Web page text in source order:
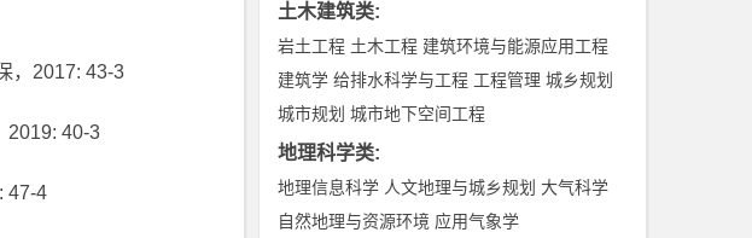
，2017: 43-3
2019: 40-3
47-4
土木建筑类:
岩土工程 土木工程 建筑环境与能源应用工程
建筑学 给排水科学与工程 工程管理 城乡规划
城市规划 城市地下空间工程
地理科学类:
地理信息科学 人文地理与城乡规划 大气科学
自然地理与资源环境 应用气象学